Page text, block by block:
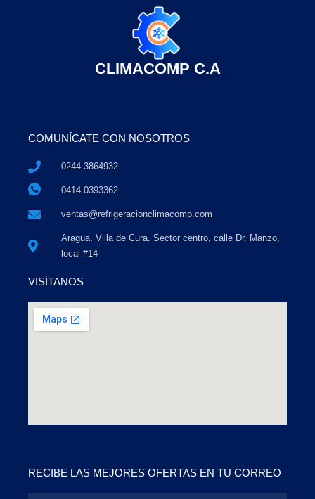
CLIMACOMP C.A
COMUNÍCATE CON NOSOTROS
0244 3864932
0414 0393362
ventas@refrigeracionclimacomp.com
Aragua, Villa de Cura. Sector centro, calle Dr. Manzo,
local #14
VISÍTANOS
RECIBE LAS MEJORES OFERTAS EN TU CORREO